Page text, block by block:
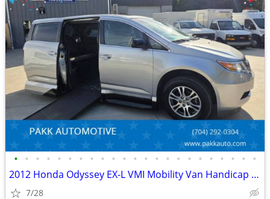
• • • • • • • • • • • • • • • • • • • • • • •
2012 Honda Odyssey EX-L VMI Mobility Van Handicap AEVIT Hand Controls
7/28